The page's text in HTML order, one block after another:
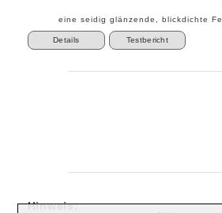
eine seidig glänzende, blickdichte
Details Testbericht
Hinweis: